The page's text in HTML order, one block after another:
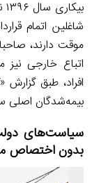
شاغلین اتمام
موقت دارند،
اتباع خارجی نیز
بیمه‌شدگان اصلی
سیاست‌های
بدون اختصاص